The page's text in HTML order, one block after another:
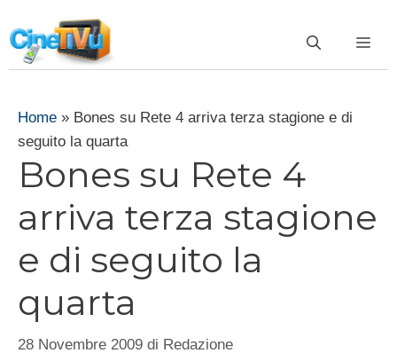
al
contenuto
Home » Bones su Rete 4 arriva terza stagione e di
seguito la quarta
Bones su Rete 4
arriva terza stagione
e di seguito la
quarta
28 Novembre 2009 di Redazione